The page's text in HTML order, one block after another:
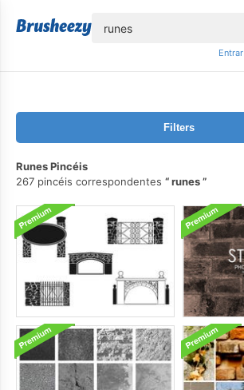
Entrar
Filters
Runes Pincéis
267 pincéis correspondentes
runes